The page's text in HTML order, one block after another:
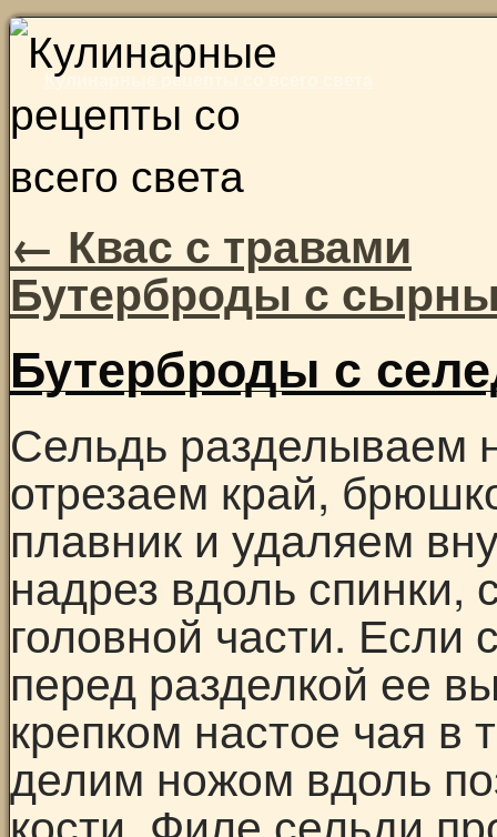
Кулинарные рецепты со всего света
Skip
content
← Квас с травами
Бутерброды с
Бутерброды с
Сельдь разделываем
отрезаем край,
плавник и удаляем
надрез вдоль спинки,
головной части. Если
перед разделкой ее
крепком настое чая в
делим ножом вдоль